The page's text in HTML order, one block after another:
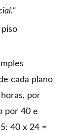
“
cada plano
por
por 40 e
40 x 24 =